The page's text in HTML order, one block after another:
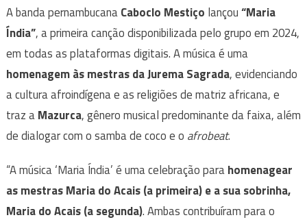
A banda pernambucanaCaboclo Mestiço lançou“Maria
Índia”, a primeira canção disponibilizada pelo grupo em 2024,
em todas as plataformas digitais. A música é uma
homenagem às mestras da Jurema Sagrada, evidenciando
a cultura afroindígena e as religiões de matriz africana, e
traz aMazurca, gênero musical predominante da faixa, além
de dialogar com o samba de coco e o afrobeat.
“A música ‘Maria Índia’ é uma celebração parahomenagear
as mestras Maria do Acais (a primeira) e a sua sobrinha,
Maria do Acais (a segunda). Ambas contribuíram para o